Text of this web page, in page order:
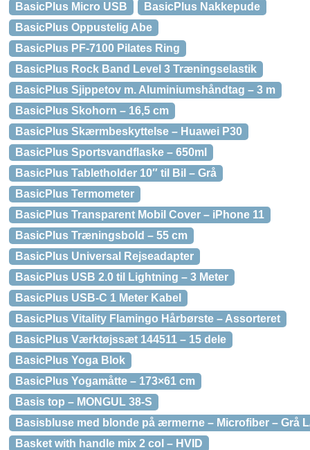
BasicPlus Micro USB
BasicPlus Nakkepude
BasicPlus Oppustelig Abe
BasicPlus PF-7100 Pilates Ring
BasicPlus Rock Band Level 3 Træningselastik
BasicPlus Sjippetov m. Aluminiumshåndtag – 3 m
BasicPlus Skohorn – 16,5 cm
BasicPlus Skærmbeskyttelse – Huawei P30
BasicPlus Sportsvandflaske – 650ml
BasicPlus Tabletholder 10″ til Bil – Grå
BasicPlus Termometer
BasicPlus Transparent Mobil Cover – iPhone 11
BasicPlus Træningsbold – 55 cm
BasicPlus Universal Rejseadapter
BasicPlus USB 2.0 til Lightning – 3 Meter
BasicPlus USB-C 1 Meter Kabel
BasicPlus Vitality Flamingo Hårbørste – Assorteret
BasicPlus Værktøjssæt 144511 – 15 dele
BasicPlus Yoga Blok
BasicPlus Yogamåtte – 173×61 cm
Basis top – MONGUL 38-S
Basisbluse med blonde på ærmerne – Microfiber – Grå
Basket with handle mix 2 col – HVID